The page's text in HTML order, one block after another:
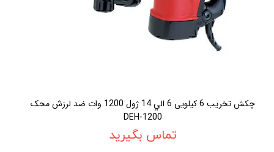
چكش تخريب 6 كيلویی 6 الي 14 ژول 1200 وات ضد لرزش محک
DEH-1200
تماس بگیرید